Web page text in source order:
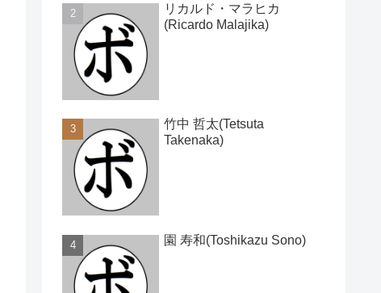
リカルド・マラヒカ
(Ricardo Malajika)
竹中 哲太(Tetsuta
Takenaka)
園 寿和(Toshikazu Sono)